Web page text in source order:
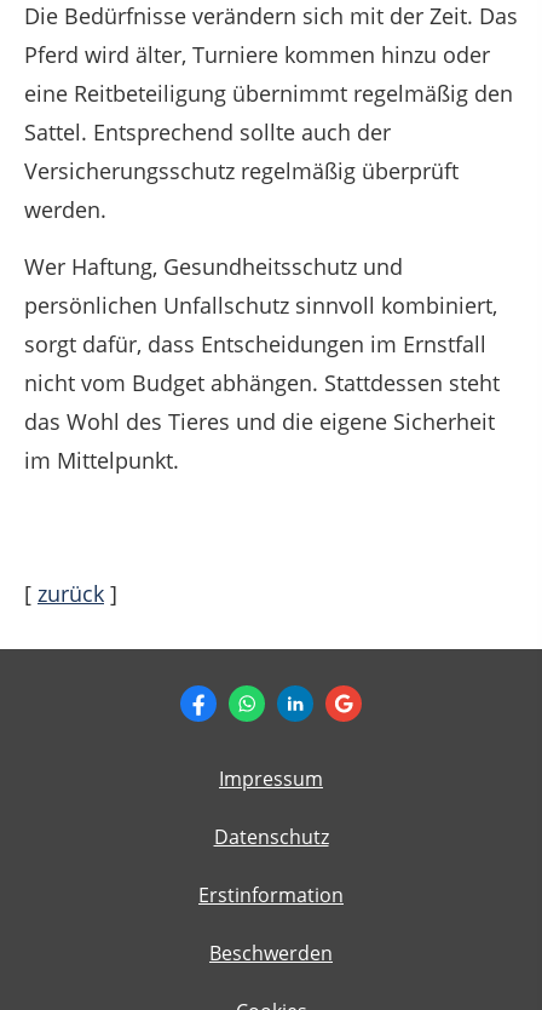
Die Bedürfnisse verändern sich mit der Zeit. Das
Pferd wird älter, Turniere kommen hinzu oder
eine Reitbeteiligung übernimmt regelmäßig den
Sattel. Entsprechend sollte auch der
Versicherungsschutz regelmäßig überprüft
werden.
Wer Haftung, Gesundheitsschutz und
persönlichen Unfallschutz sinnvoll kombiniert,
sorgt dafür, dass Entscheidungen im Ernstfall
nicht vom Budget abhängen. Stattdessen steht
das Wohl des Tieres und die eigene Sicherheit
im Mittelpunkt.
[ zurück ]
Impressum
Datenschutz
Erstinformation
Beschwerden